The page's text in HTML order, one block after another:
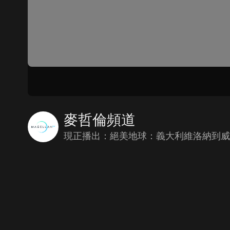
麥哲倫頻道
現正播出：絕美地球：義大利維洛納到